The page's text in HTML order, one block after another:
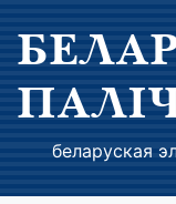
беларуская